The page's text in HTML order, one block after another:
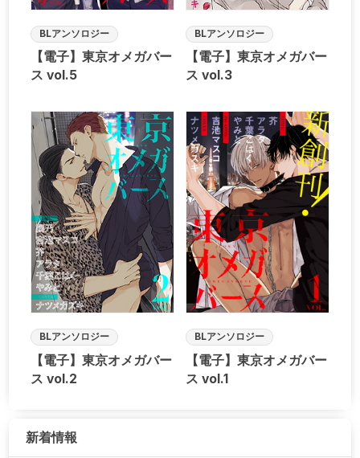
BLアンソロジー
【電子】東京オメガバー
ス vol.5
BLアンソロジー
【電子】東京オメガバー
ス vol.3
BLアンソロジー
【電子】東京オメガバー
ス vol.2
BLアンソロジー
【電子】東京オメガバー
ス vol.1
新着情報